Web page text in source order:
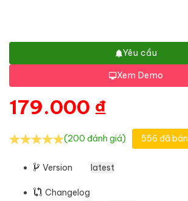
Yêu cầu
Xem Demo
179.000 ₫
(200 đánh giá) 556 đã bán
Version latest
Changelog